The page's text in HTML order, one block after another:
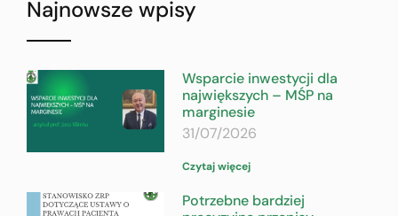
Najnowsze wpisy
Wsparcie inwestycji dla
największych – MŚP na
marginesie
31/07/2026
Czytaj więcej
Potrzebne bardziej